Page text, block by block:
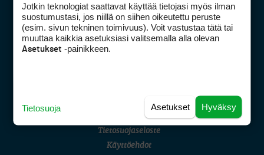
Golfpisteen yhteystiedot
DSA avoimuusraportti
Asiakaspalvelu
(digi) digi@otavamedia.fi
Tietosuojaseloste
Käyttöehdot
Jotkin teknologiat saattavat käyttää tietojasi myös ilman
suostumustasi, jos niillä on siihen oikeutettu peruste
(esim. sivun tekninen toimivuus). Voit vastustaa tätä tai
muuttaa kaikkia asetuksiasi valitsemalla alla olevan
Asetukset -painikkeen.
Hyväksy
Asetukset
Tietosuoja